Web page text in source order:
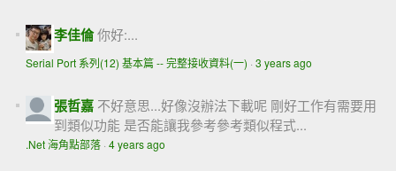
李佳倫你好:...
Serial Port 系列(12) 基本篇 -- 完整接收資料(一) · 3 years ago
張哲嘉 不好意思...好像沒辦法下載呢 剛好工作有需要用
到類似功能 是否能讓我參考參考類似程式...
.Net 海角點部落· 4 years ago